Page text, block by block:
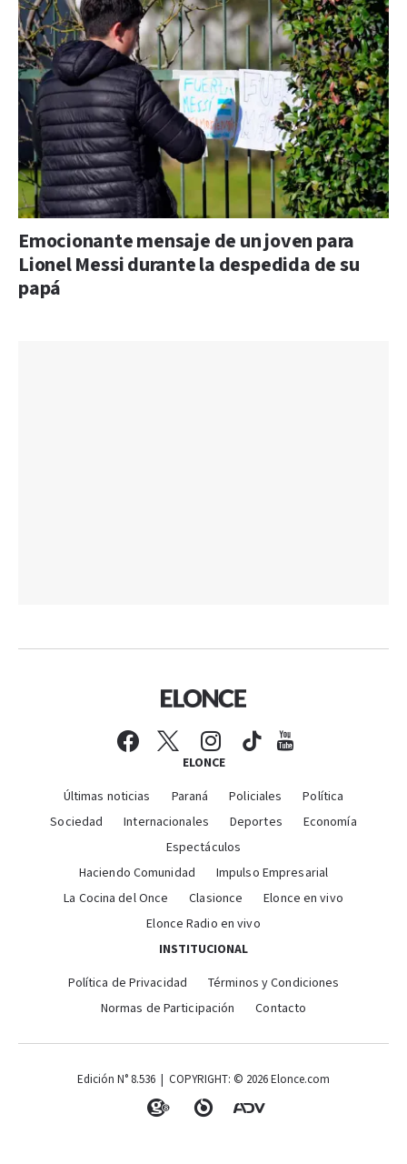
Emocionante mensaje de un joven para
Lionel Messi durante la despedida de su
papá
ELONCE
Últimas noticias Paraná Policiales
Política
Sociedad
Internacionales Deportes
Economía
Espectáculos
Haciendo Comunidad
Impulso Empresarial
La Cocina del Once
Clasionce
Elonce en vivo
Elonce Radio en vivo
INSTITUCIONAL
Política de Privacidad
Términos y Condiciones
Normas de Participación
Contacto
Edición N° 8.536 | COPYRIGHT: © 2026 Elonce.com